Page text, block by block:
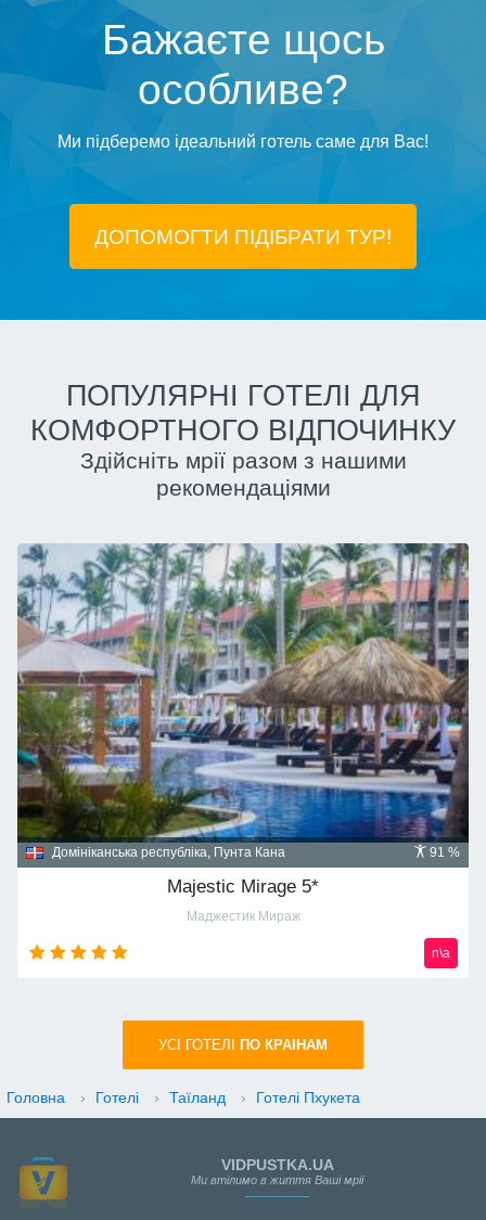
Бажаєте щось
особливе?
Ми підберемо ідеальний готель саме для Вас!
ДОПОМОГТИ ПІДIБРАТИ ТУР!
ПОПУЛЯРНІ ГОТЕЛІ ДЛЯ
КОМФОРТНОГО ВІДПОЧИНКУ
Здійсніть мрії разом з нашими
рекомендаціями
91 %
Домініканська республіка, Пунта Кана
Majestic Mirage 5*
Маджестик Мираж
n\a
УСI ГОТЕЛІ ПО КРАIНАМ
Головна › Готелі › Таїланд › Готелі Пхукета
VIDPUSTKA.UA
Ми втілимо в життя Ваші мрії